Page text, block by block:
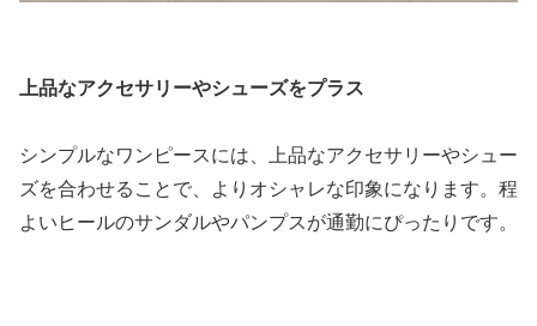
上品なアクセサリーやシューズをプラス
シンプルなワンピースには、上品なアクセサリーやシュー
ズを合わせることで、よりオシャレな印象になります。程
よいヒールのサンダルやパンプスが通勤にぴったりです。